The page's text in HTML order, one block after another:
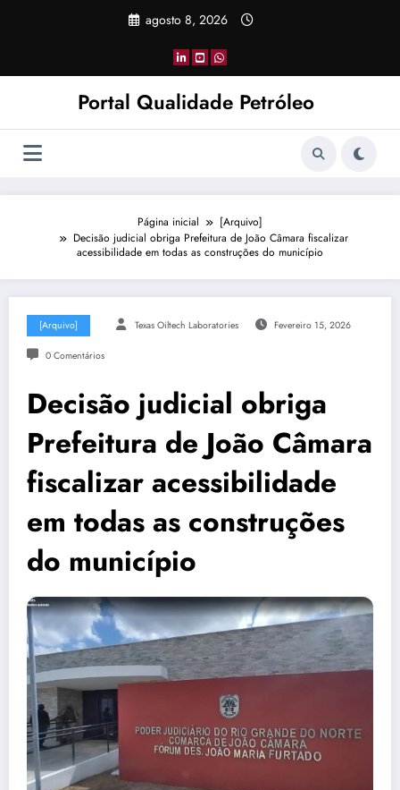
agosto 8, 2026
Portal Qualidade Petróleo
Página inicial
[Arquivo]
Decisão judicial obriga Prefeitura de João Câmara fiscalizar
acessibilidade em todas as construções do município
[Arquivo] Texas Oiltech Laboratories Fevereiro 15, 2026
0 Comentários
Decisão judicial obriga
Prefeitura de João Câmara
fiscalizar acessibilidade
em todas as construções
do município